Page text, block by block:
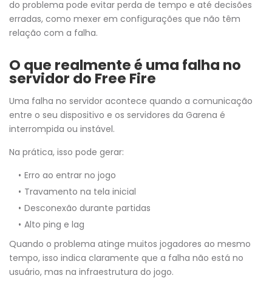
do problema pode evitar perda de tempo e até decisões
erradas, como mexer em configurações que não têm
relação com a falha.
O que realmente é uma falha no
servidor do Free Fire
Uma falha no servidor acontece quando a comunicação
entre o seu dispositivo e os servidores da Garena é
interrompida ou instável.
Na prática, isso pode gerar:
Erro ao entrar no jogo
Travamento na tela inicial
Desconexão durante partidas
Alto ping e lag
Quando o problema atinge muitos jogadores ao mesmo
tempo, isso indica claramente que a falha não está no
usuário, mas na infraestrutura do jogo.